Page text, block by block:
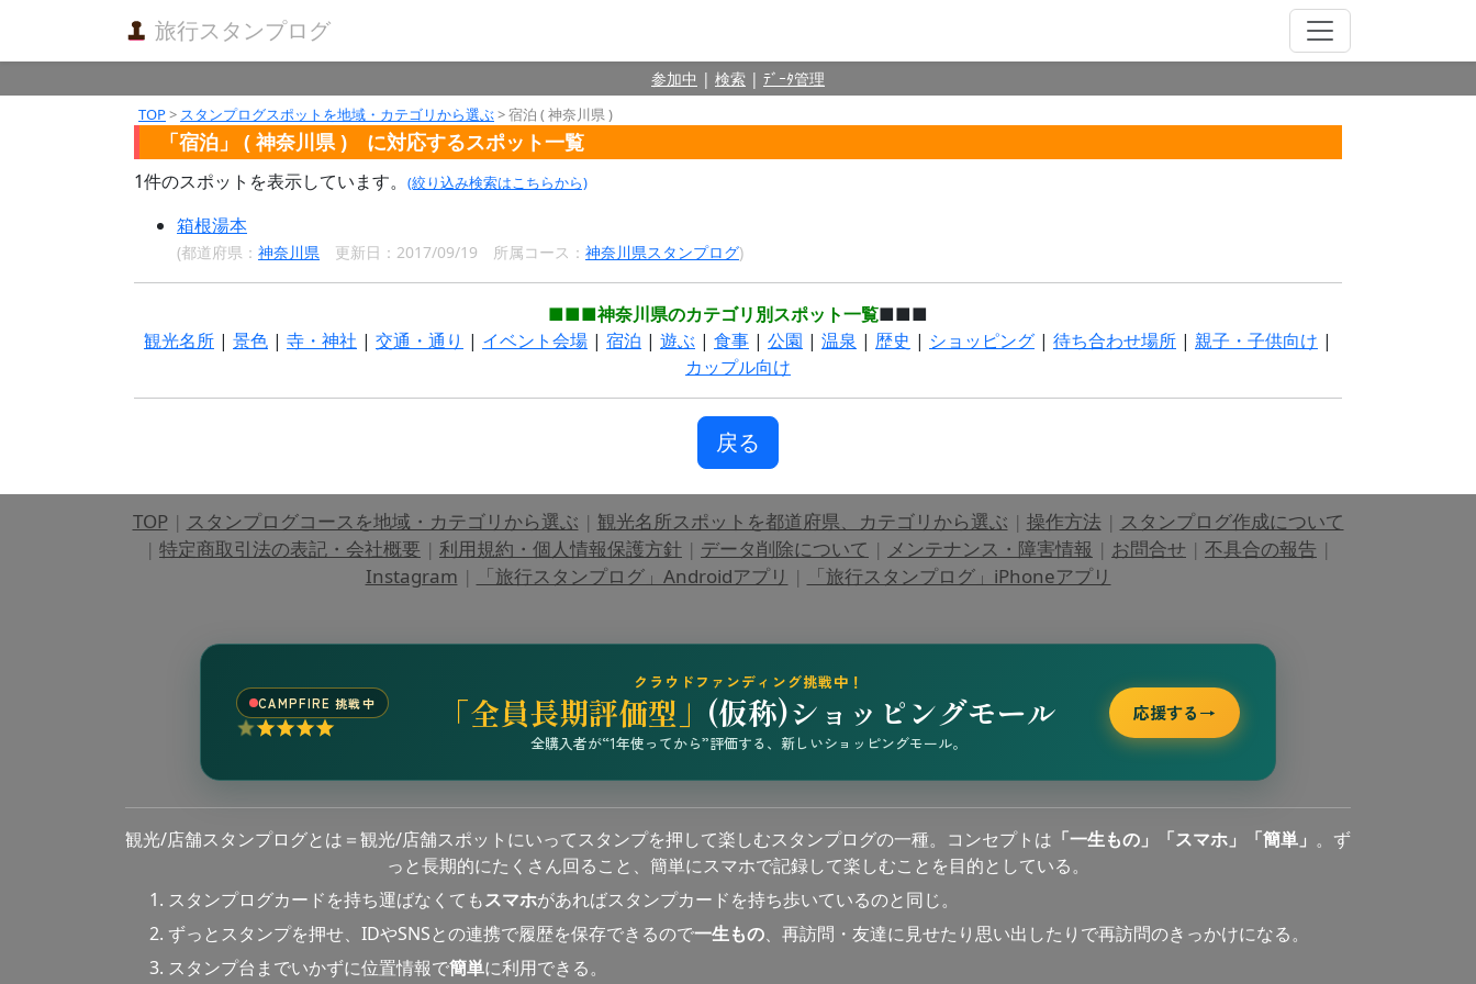
旅行スタンプログ
参加中 | 検索 | ﾃﾞｰﾀ管理
TOP> スタンプログスポットを地域・カテゴリから選ぶ> 宿泊 ( 神奈川県 )
「宿泊」 ( 神奈川県 ) に対応するスポット一覧
1件のスポットを表示しています。 (絞り込み検索はこちらから)
箱根湯本
(都道府県： 神奈川県 更新日：2017/09/19 所属コース： 神奈川県スタンプログ)
■■■神奈川県のカテゴリ別スポット一覧■■■
観光名所 | 景色 | 寺・神社 | 交通・通り | イベント会場 | 宿泊 | 遊ぶ | 食事 | 公園 | 温泉 | 歴史 | ショッピング | 待ち合わせ場所 | 親子・子供向け |
カップル向け
戻る
TOP| スタンプログコースを地域・カテゴリから選ぶ | 観光名所スポットを都道府県、カテゴリから選ぶ | 操作方法| スタンプログ作成について
| 特定商取引法の表記・会社概要 | 利用規約・個人情報保護方針 | データ削除について | メンテナンス・障害情報 | お問合せ | 不具合の報告 |
Instagram | 「旅行スタンプログ」Androidアプリ | 「旅行スタンプログ」iPhoneアプリ
CAMPFIRE 挑戦中
クラウドファンディング挑戦中！
「全員長期評価型」 (仮称)ショッピングモール
全購入者が“1年使ってから”評価する、新しいショッピングモール。
応援する→
観光/店舗スタンプログとは＝観光/店舗スポットにいってスタンプを押して楽しむスタンプログの一種。コンセプトは 「一生もの」「スマホ」「簡単」 。ず
っと長期的にたくさん回ること、簡単にスマホで記録して楽しむことを目的としている。
スタンプログカードを持ち運ばなくてもスマホがあればスタンプカードを持ち歩いているのと同じ。
ずっとスタンプを押せ、IDやSNSとの連携で履歴を保存できるので一生もの、再訪問・友達に見せたり思い出したりで再訪問のきっかけになる。
スタンプ台までいかずに位置情報で簡単に利用できる。